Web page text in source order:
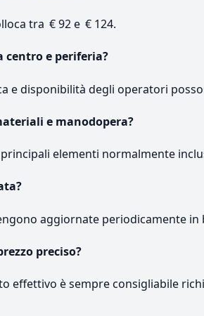
tra € 92 e € 124.
centro e periferia?
e disponibilità degli operatori
e manodopera?
elementi normalmente
aggiornate periodicamente in
preciso?
effettivo è sempre consigliabile